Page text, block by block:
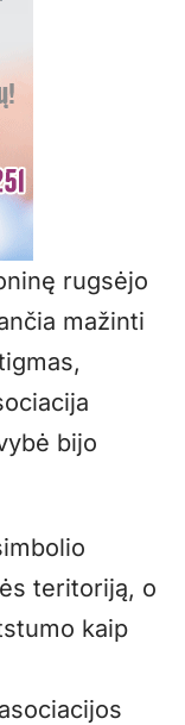
rugsėjo
mažinti
bijo
teritoriją, o
kaip